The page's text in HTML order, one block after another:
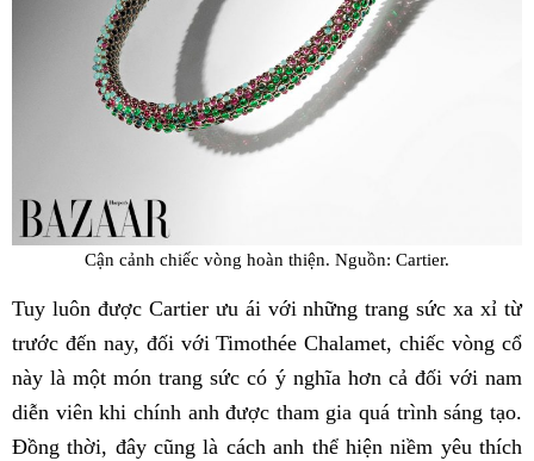
Cận cảnh chiếc vòng hoàn thiện. Nguồn: Cartier.
Tuy luôn được Cartier ưu ái với những trang sức xa xỉ từ
trước đến nay, đối với Timothée Chalamet, chiếc vòng cổ
này là một món trang sức có ý nghĩa hơn cả đối với nam
diễn viên khi chính anh được tham gia quá trình sáng tạo.
Đồng thời, đây cũng là cách anh thể hiện niềm yêu thích